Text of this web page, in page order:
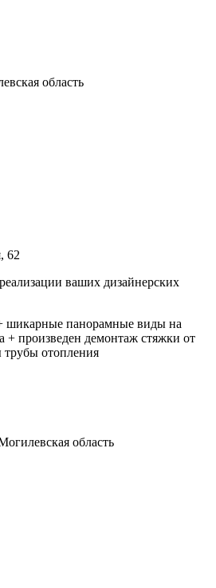
область
62
ваших дизайнерских
шикарные панорамные виды на
+ произведен демонтаж стяжки от
трубы отопления
область